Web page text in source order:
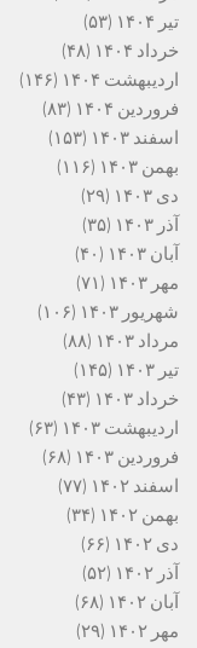
تیر ۱۴۰۴
(۵۳)
خرداد ۱۴۰۴
(۴۸)
اردیبهشت ۱۴۰۴
(۱۴۶)
فروردین ۱۴۰۴
(۸۳)
اسفند ۱۴۰۳
(۱۵۳)
بهمن ۱۴۰۳
(۱۱۶)
دی ۱۴۰۳
(۲۹)
آذر ۱۴۰۳
(۳۵)
آبان ۱۴۰۳
(۴۰)
مهر ۱۴۰۳
(۷۱)
شهریور ۱۴۰۳
(۱۰۶)
مرداد ۱۴۰۳
(۸۸)
تیر ۱۴۰۳
(۱۴۵)
خرداد ۱۴۰۳
(۴۳)
اردیبهشت ۱۴۰۳
(۶۳)
فروردین ۱۴۰۳
(۶۸)
اسفند ۱۴۰۲
(۷۷)
بهمن ۱۴۰۲
(۳۴)
دی ۱۴۰۲
(۶۶)
آذر ۱۴۰۲
(۵۲)
آبان ۱۴۰۲
(۶۸)
مهر ۱۴۰۲
(۲۹)